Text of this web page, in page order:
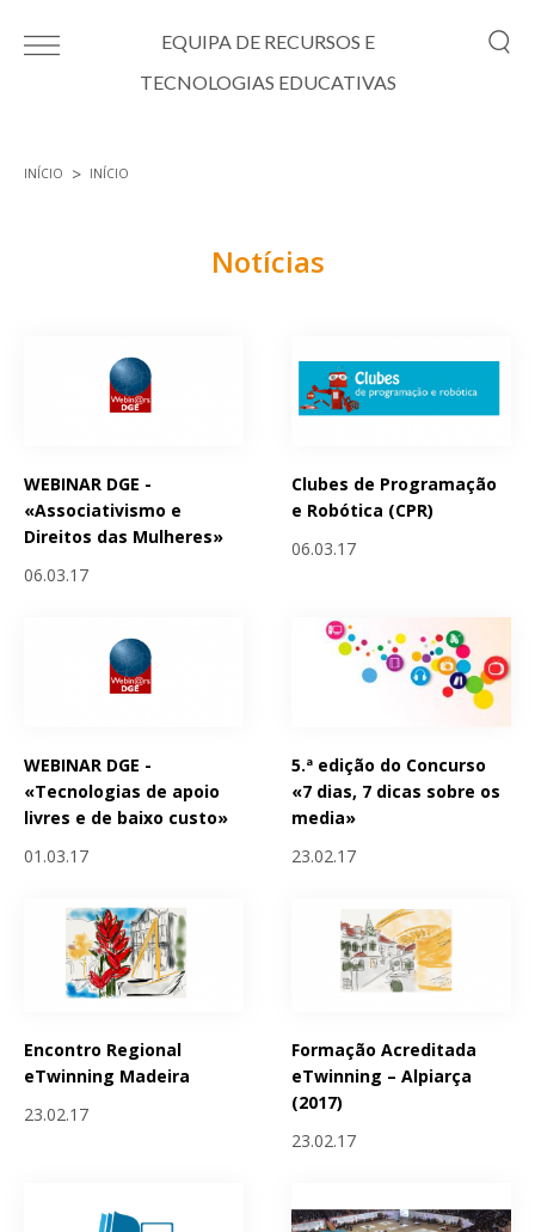
EQUIPA DE RECURSOS E
TECNOLOGIAS EDUCATIVAS
INÍCIO INÍCIO
Notícias
WEBINAR DGE -
«Associativismo e
Direitos das Mulheres»
06.03.17
Clubes de Programação
e Robótica (CPR)
06.03.17
WEBINAR DGE -
«Tecnologias de apoio
livres e de baixo custo»
01.03.17
5.ª edição do Concurso
«7 dias, 7 dicas sobre os
media»
23.02.17
Encontro Regional
eTwinning Madeira
23.02.17
Formação Acreditada
eTwinning – Alpiarça
(2017)
23.02.17
Páginas